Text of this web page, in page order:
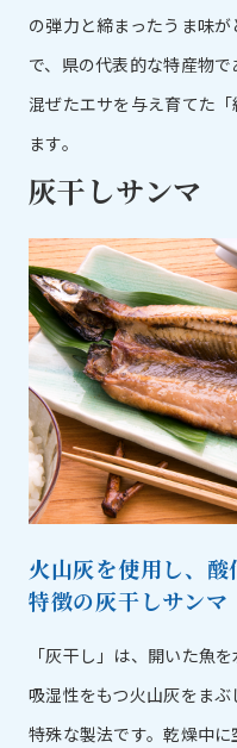
の弾力と締まったうま味
で、県の代表的な特産物
混ぜたエサを与え育てた
ます。
灰干しサンマ
火山灰を使用し、
特徴の灰干しサンマ
「灰干し」は、開いた魚
吸湿性をもつ火山灰をま
特殊な製法です。乾燥中